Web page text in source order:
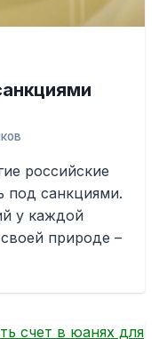
российские
под санкциями.
у каждой
природе –